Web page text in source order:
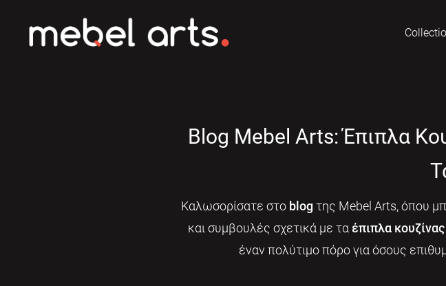
Blog Mebel Arts: Έπιπλα
Καλωσορίσατε στο blogτης Mebel Arts, όπου
και συμβουλές σχετικά με τα έπιπλα κουζίνας
έναν πολύτιμο πόρο για όσους